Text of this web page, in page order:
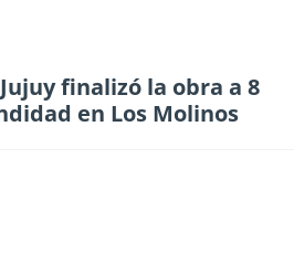
finalizó la obra a 8
en Los Molinos